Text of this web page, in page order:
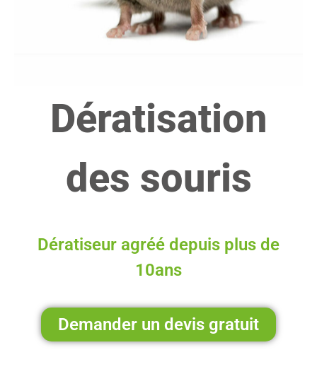
Dératisation
des souris
Dératiseur agréé depuis plus de
10ans
Demander un devis gratuit